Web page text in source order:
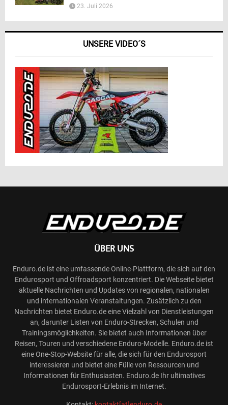
23. Juli 2026
UNSERE VIDEO´S
ÜBER UNS
Enduro.de ist eine umfassende Online-Plattform, die sich auf den
Endurosport und Offroadsport konzentriert. Die Webseite bietet
aktuelle Nachrichten und Updates von regionalen, nationalen
und internationalen Veranstaltungen. Zusätzlich zu den
Nachrichten bietet Enduro.de eine Vielzahl von Dienstleistungen
an, darunter Listen von Enduro-Strecken, Schulen und
Trainingsmöglichkeiten. Sie bietet auch Informationen über
Reisen, Touren und verschiedene Enduro-Modelle. Enduro.de ist
eine One-Stop-Website für alle, die sich für den Endurosport
interessieren und bietet eine Fülle von Ressourcen und
Informationen für Enthusiasten. Enduro.de Ihr ultimatives
Endurosport-Erlebnis im Internet.